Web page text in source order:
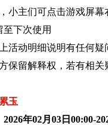
小主们可点击游戏屏
下次使用
活动明细说明有任何
保留解释权，若有相关
玉
2026年02月03日00:00-